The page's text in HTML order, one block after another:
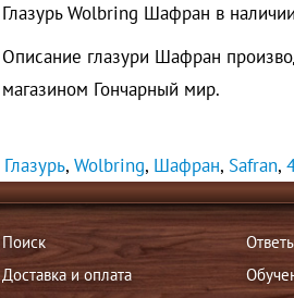
Глазурь Wolbring Шафран в
Описание глазури Шафран
магазином Гончарный мир.
Глазурь, Wolbring, Шафран, Safran,
Поиск
Доставка и оплата